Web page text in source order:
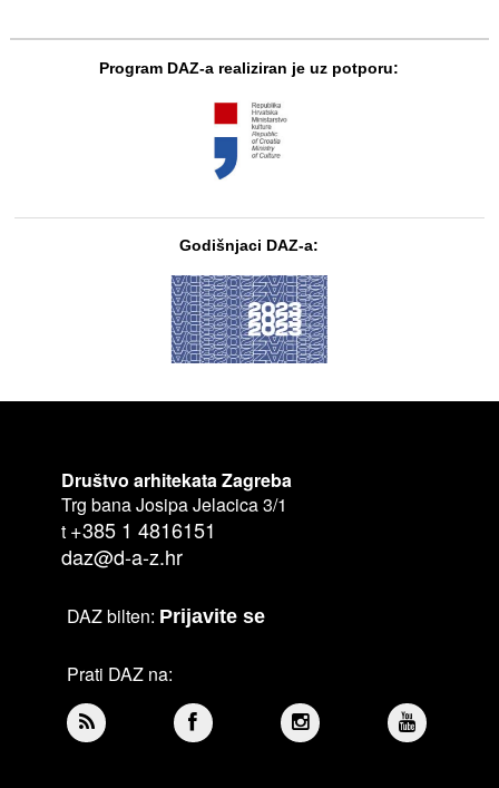
Program DAZ-a realiziran je uz potporu:
Godišnjaci DAZ-a:
Društvo arhitekata Zagreba
Trg bana Josipa Jelacica 3/1
t +385 1 4816151
daz@d-a-z.hr
DAZ bilten: Prijavite se
Prati DAZ na: